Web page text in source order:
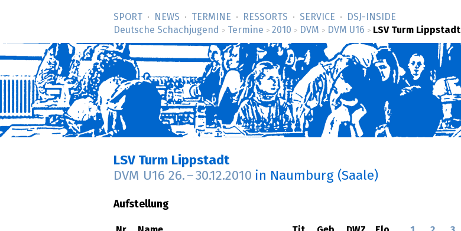
SPORT NEWS TERMINE RESSORTS SERVICE
DSJ-­INSIDE
Deutsche Schachjugend
> Termine > 2010 > DVM > DVM U16 > LSV Turm Lippstadt
LSV Turm Lippstadt
DVM U16 26. –30.12.2010 in Naumburg (Saale)
Aufstellung